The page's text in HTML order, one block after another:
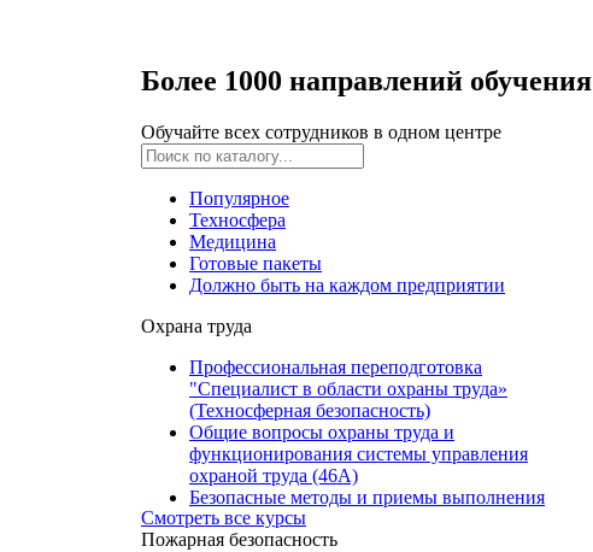
Более 1000 направлений обучения
Обучайте всех сотрудников в одном центре
Популярное
Техносфера
Медицина
Готовые пакеты
Должно быть на каждом предприятии
Охрана труда
Профессиональная переподготовка
"Специалист в области охраны труда»
(Техносферная безопасность)
Общие вопросы охраны труда и
функционирования системы управления
охраной труда (46А)
Безопасные методы и приемы выполнения
работ повышенной опасности, к которым
предъявляются дополнительные требования
Смотреть все курсы
Пожарная безопасность